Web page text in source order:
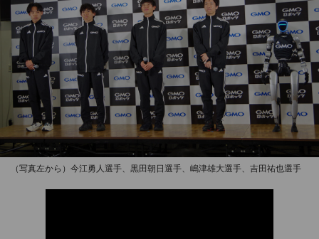
（写真左から）今江勇人選手、黒田朝日選手、嶋津雄大選手、吉田祐也選手